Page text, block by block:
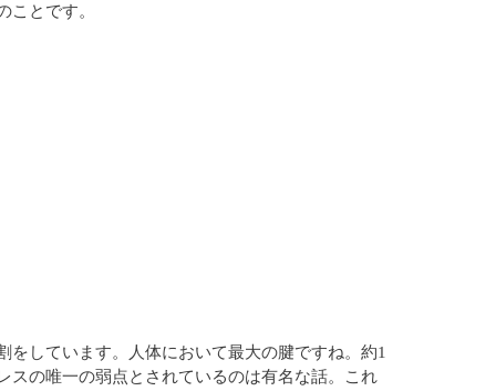
ことです。
しています。人体において最大の腱ですね。約1
スの唯一の弱点とされているのは有名な話。これ